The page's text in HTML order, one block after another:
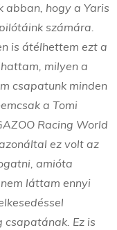
abban, hogy a Yaris
számára.
is átélhettem ezt a
milyen a
csapatunk minden
a Tomi
Racing World
ez volt az
amióta
láttam ennyi
csapatának. Ez is